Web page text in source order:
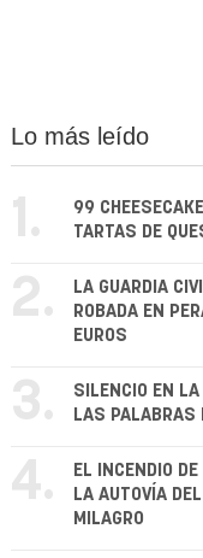
Lo más leído
1.
99
TARTAS DE
2.
LA GUARDIA
ROBADA EN
EUROS
3.
SILENCIO EN LA
LAS PALABRAS
4.
EL INCENDIO
LA AUTOVÍA
MILAGRO